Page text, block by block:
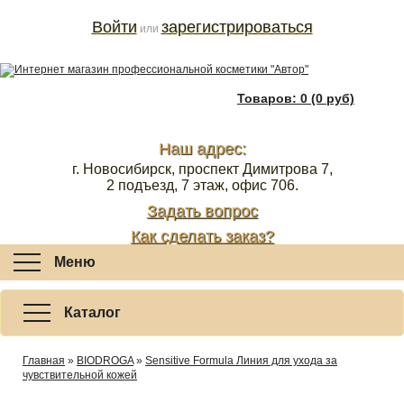
Товаров: 0 (0 руб)
Наш адрес:
г. Новосибирск, проспект Димитрова 7,
2 подъезд, 7 этаж, офис 706.
Задать вопрос
Как сделать заказ?
Войти или зарегистрироваться
Меню
Каталог
Главная » BIODROGA» Sensitive Formula Линия для ухода за
чувствительной кожей